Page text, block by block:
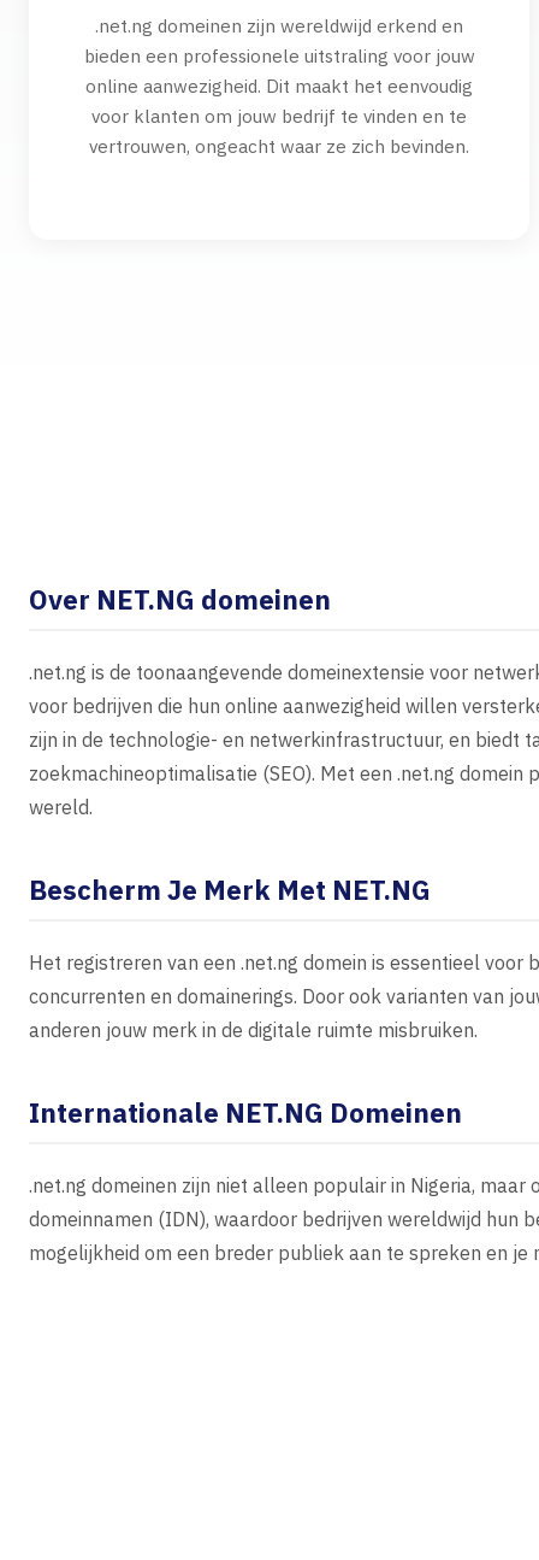
.net.ng domeinen zijn wereldwijd erkend en
bieden een professionele uitstraling voor jouw
online aanwezigheid. Dit maakt het eenvoudig
voor klanten om jouw bedrijf te vinden en te
vertrouwen, ongeacht waar ze zich bevinden.
Over NET.NG domeinen
.net.ng is de toonaangevende domeinextensie voor
voor bedrijven die hun online aanwezigheid willen
zijn in de technologie- en netwerkinfrastructuur, en biedt
zoekmachineoptimalisatie (SEO). Met een .net.ng
wereld.
Bescherm Je Merk Met NET.NG
Het registreren van een .net.ng domein is essentieel
concurrenten en domainerings. Door ook varianten van
anderen jouw merk in de digitale ruimte misbruiken.
Internationale NET.NG Domeinen
.net.ng domeinen zijn niet alleen populair in Nigeria,
domeinnamen (IDN), waardoor bedrijven wereldwijd hun
mogelijkheid om een breder publiek aan te spreken en je